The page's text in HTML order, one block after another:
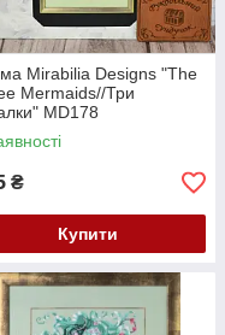
Mirabilia Designs "The
Mermaids//Три
MD178
₴
Купити